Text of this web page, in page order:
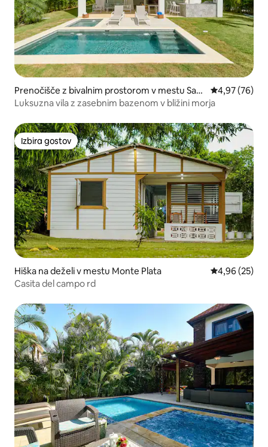
Prenočišče z bivalnim prostorom v mestu San
Pedro de Macorís
Povprečna
4,97 (76)
Luksuzna vila z zasebnim bazenom v bližini morja
Izbira gostov
Izbira gostov
Hiška na deželi v mestu Monte Plata Povprečna
4,96 (25)
Casita del campo rd